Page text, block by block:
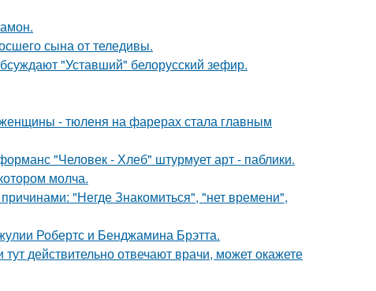
сына от теледивы.
"Уставший" белорусский зефир.
- тюленя на фарерах стала главным
"Человек - Хлеб" штурмует арт - паблики.
молча.
"Негде Знакомиться", "нет времени",
Робертс и Бенджамина Брэтта.
действительно отвечают врачи, может окажете